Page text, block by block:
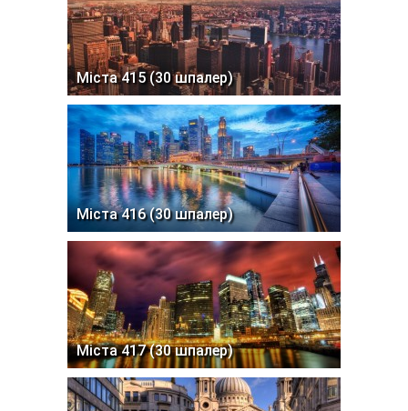
Міста 415 (30 шпалер)
Міста 416 (30 шпалер)
Міста 417 (30 шпалер)